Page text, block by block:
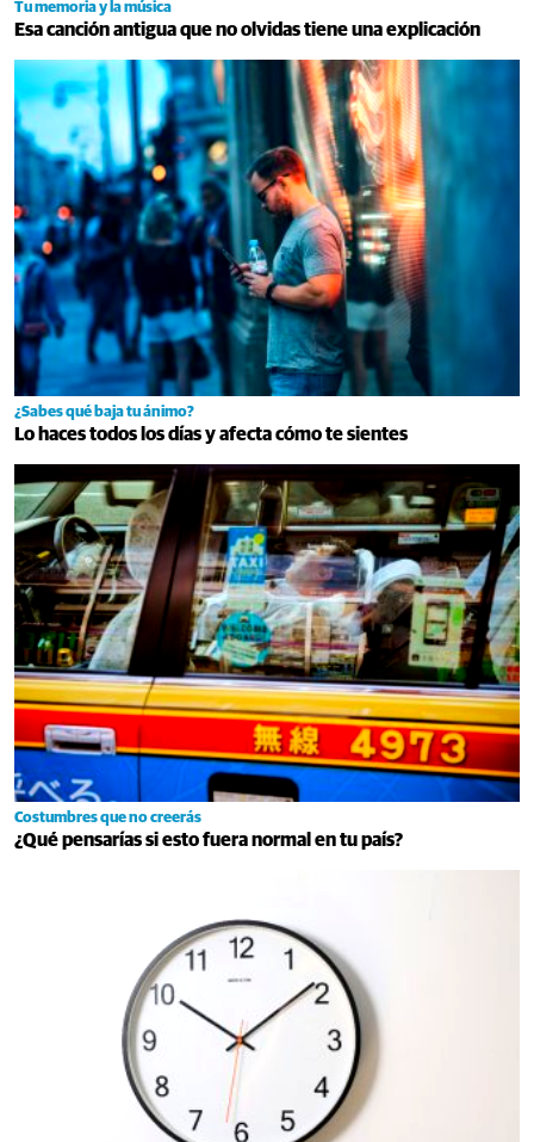
Tu memoria y la música
Esa canción antigua que no olvidas tiene una explicación
¿Sabes qué baja tu ánimo?
Lo haces todos los días y afecta cómo te sientes
Costumbres que no creerás
¿Qué pensarías si esto fuera normal en tu país?